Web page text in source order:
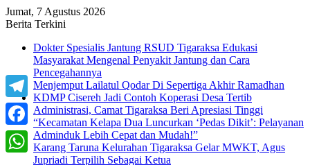
Jumat, 7 Agustus 2026
Berita Terkini
Dokter Spesialis Jantung RSUD Tigaraksa Edukasi
Masyarakat Mengenal Penyakit Jantung dan Cara
Pencegahannya
Menjemput Lailatul Qodar Di Sepertiga Akhir Ramadhan
KDMP Cisereh Jadi Contoh Koperasi Desa Tertib
Administrasi, Camat Tigaraksa Beri Apresiasi Tinggi
“Kecamatan Kelapa Dua Luncurkan ‘Pedas Dikit’: Pelayanan
Adminduk Lebih Cepat dan Mudah!”
Karang Taruna Kelurahan Tigaraksa Gelar MWKT, Agus
Jupriadi Terpilih Sebagai Ketua
Telegram
Facebook